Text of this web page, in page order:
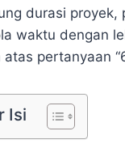
durasi
waktu dengan
pertanyaan
Isi